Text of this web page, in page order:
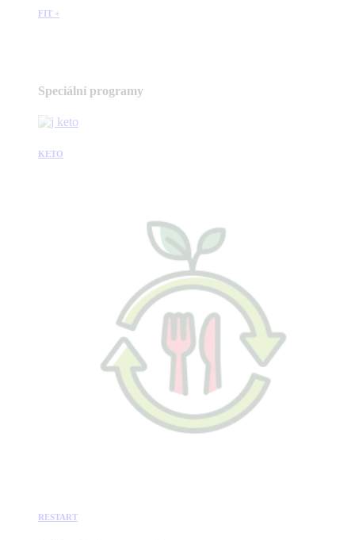
FIT +
Speciální programy
KETO
RESTART